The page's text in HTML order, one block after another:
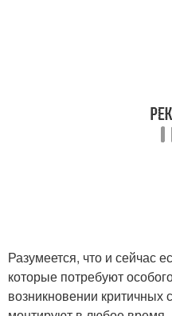
Разумеется, что и сейчас
которые потребуют
возникновении критичных